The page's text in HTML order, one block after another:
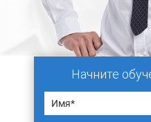
Начните